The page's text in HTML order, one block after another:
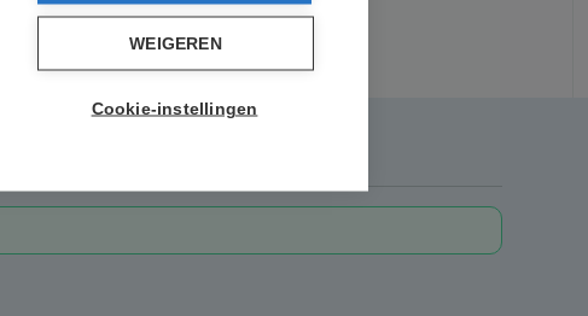
WEIGEREN
Cookie-instellingen